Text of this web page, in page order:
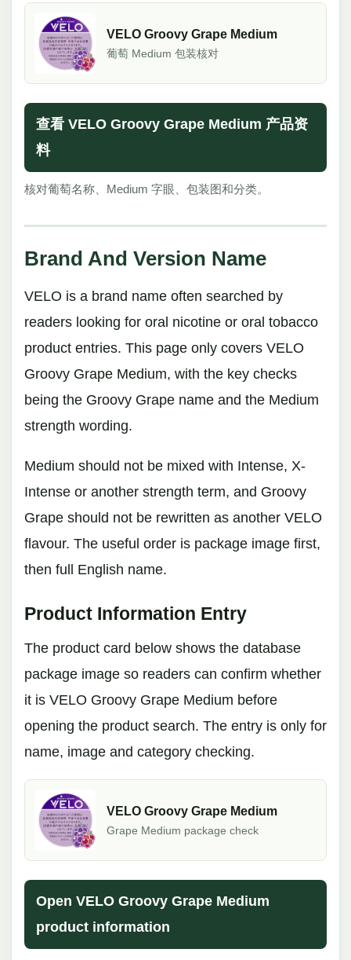
VELO Groovy Grape Medium
葡萄 Medium 包装核对
查看 VELO Groovy Grape Medium 产品资
料
核对葡萄名称、Medium 字眼、包装图和分类。
Brand And Version Name
VELO is a brand name often searched by
readers looking for oral nicotine or oral tobacco
product entries. This page only covers VELO
Groovy Grape Medium, with the key checks
being the Groovy Grape name and the Medium
strength wording.
Medium should not be mixed with Intense, X-
Intense or another strength term, and Groovy
Grape should not be rewritten as another VELO
flavour. The useful order is package image first,
then full English name.
Product Information Entry
The product card below shows the database
package image so readers can confirm whether
it is VELO Groovy Grape Medium before
opening the product search. The entry is only for
name, image and category checking.
VELO Groovy Grape Medium
Grape Medium package check
Open VELO Groovy Grape Medium
product information